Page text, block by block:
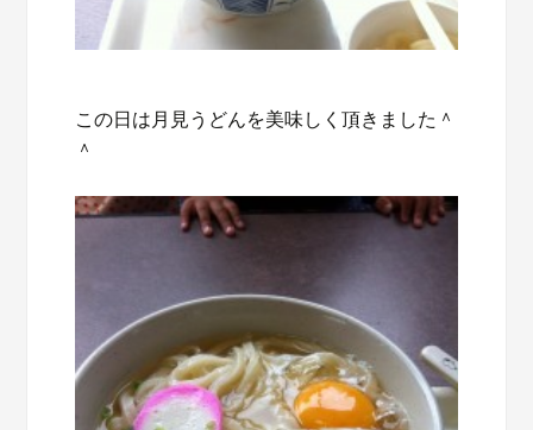
この日は月見うどんを美味しく頂きました＾
＾